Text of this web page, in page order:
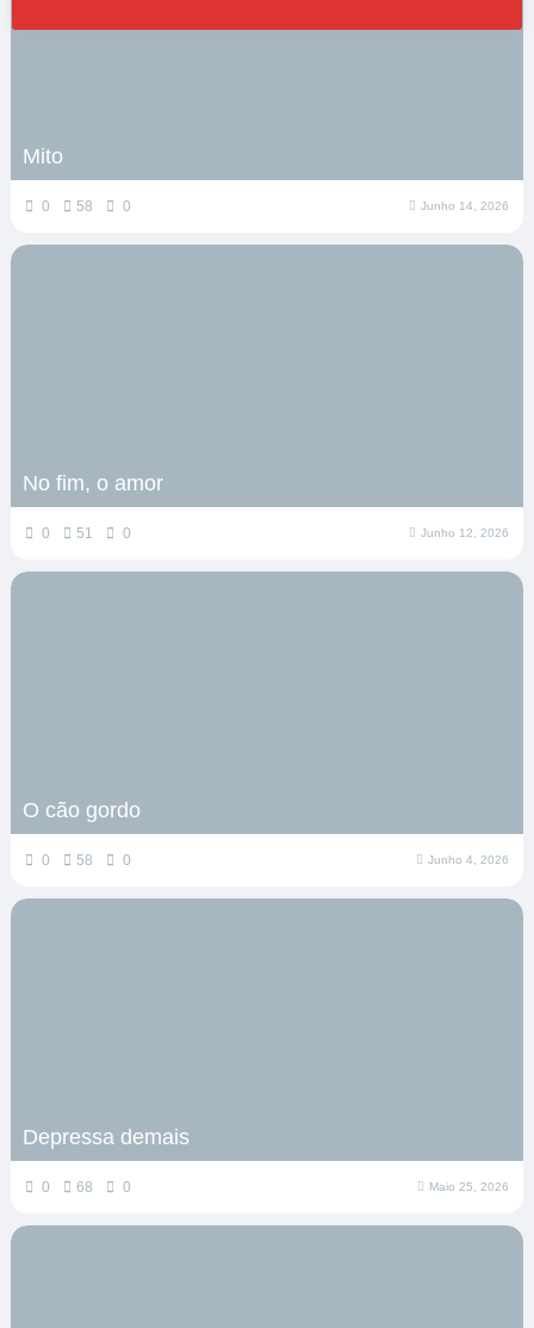
Mito
0 58 0 Junho 14, 2026
No fim, o amor
0 51 0 Junho 12, 2026
O cão gordo
0 58 0 Junho 4, 2026
Depressa demais
0 68 0 Maio 25, 2026